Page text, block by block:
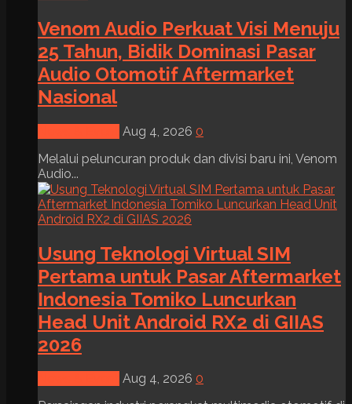
Venom Audio Perkuat Visi Menuju
25 Tahun, Bidik Dominasi Pasar
Audio Otomotif Aftermarket
Nasional
Aug 4, 2026 0
Melalui peluncuran produk dan divisi baru ini, Venom
Audio...
Usung Teknologi Virtual SIM
Pertama untuk Pasar Aftermarket
Indonesia Tomiko Luncurkan
Head Unit Android RX2 di GIIAS
2026
Aug 4, 2026 0